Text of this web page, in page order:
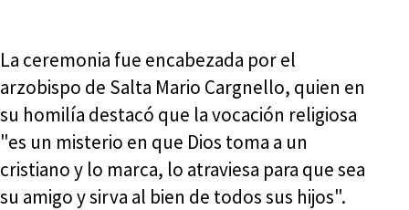
La ceremonia fue encabezada por el
arzobispo de Salta Mario Cargnello, quien en
su homilía destacó que la vocación religiosa
"es un misterio en que Dios toma a un
cristiano y lo marca, lo atraviesa para que sea
su amigo y sirva al bien de todos sus hijos".